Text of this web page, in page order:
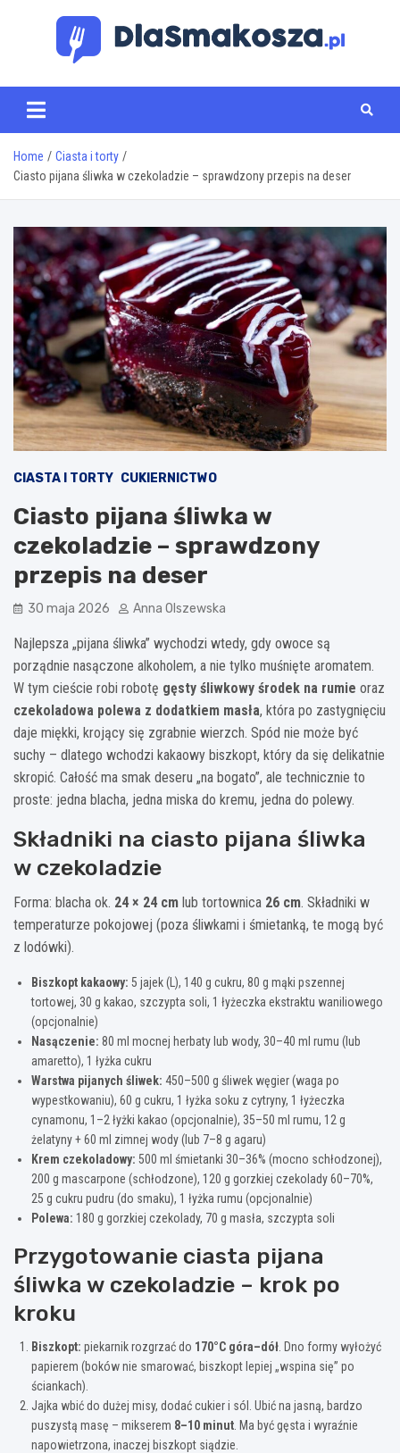
www.dlasmakosza.pl
Home
Ciasta i torty
Ciasto pijana śliwka w czekoladzie – sprawdzony przepis na deser
CIASTA I TORTY CUKIERNICTWO
Ciasto pijana śliwka w
czekoladzie – sprawdzony
przepis na deser
30 maja 2026 Anna Olszewska
Najlepsza „pijana śliwka” wychodzi wtedy, gdy owoce są
porządnie nasączone alkoholem, a nie tylko muśnięte aromatem.
W tym cieście robi robotę gęsty śliwkowy środek na rumie oraz
czekoladowa polewa z dodatkiem masła, która po zastygnięciu
daje miękki, krojący się zgrabnie wierzch. Spód nie może być
suchy – dlatego wchodzi kakaowy biszkopt, który da się delikatnie
skropić. Całość ma smak deseru „na bogato”, ale technicznie to
proste: jedna blacha, jedna miska do kremu, jedna do polewy.
Składniki na ciasto pijana śliwka
w czekoladzie
Forma: blacha ok. 24 × 24 cm lub tortownica 26 cm. Składniki w
temperaturze pokojowej (poza śliwkami i śmietanką, te mogą być
z lodówki).
Biszkopt kakaowy: 5 jajek (L), 140 g cukru, 80 g mąki pszennej
tortowej, 30 g kakao, szczypta soli, 1 łyżeczka ekstraktu waniliowego
(opcjonalnie)
Nasączenie: 80 ml mocnej herbaty lub wody, 30–40 ml rumu (lub
amaretto), 1 łyżka cukru
Warstwa pijanych śliwek: 450–500 g śliwek węgier (waga po
wypestkowaniu), 60 g cukru, 1 łyżka soku z cytryny, 1 łyżeczka
cynamonu, 1–2 łyżki kakao (opcjonalnie), 35–50 ml rumu, 12 g
żelatyny + 60 ml zimnej wody (lub 7–8 g agaru)
Krem czekoladowy: 500 ml śmietanki 30–36% (mocno schłodzonej),
200 g mascarpone (schłodzone), 120 g gorzkiej czekolady 60–70%,
25 g cukru pudru (do smaku), 1 łyżka rumu (opcjonalnie)
Polewa: 180 g gorzkiej czekolady, 70 g masła, szczypta soli
Przygotowanie ciasta pijana
śliwka w czekoladzie – krok po
kroku
Biszkopt: piekarnik rozgrzać do 170°C góra–dół . Dno formy wyłożyć
papierem (boków nie smarować, biszkopt lepiej „wspina się” po
ściankach).
Jajka wbić do dużej misy, dodać cukier i sól. Ubić na jasną, bardzo
puszystą masę – mikserem 8–10 minut . Ma być gęsta i wyraźnie
napowietrzona, inaczej biszkopt siądzie.